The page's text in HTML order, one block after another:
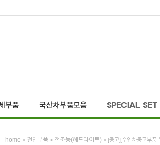
home > 전면부품 > 전조등(헤드라이트) > [중고][수입차중고부품